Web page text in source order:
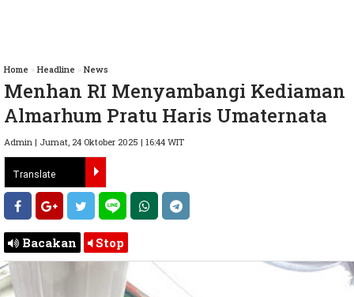
Home » Headline » News
Menhan RI Menyambangi Kediaman
Almarhum Pratu Haris Umaternata
Admin | Jumat, 24 Oktober 2025 | 16:44 WIT
Bacakan Stop